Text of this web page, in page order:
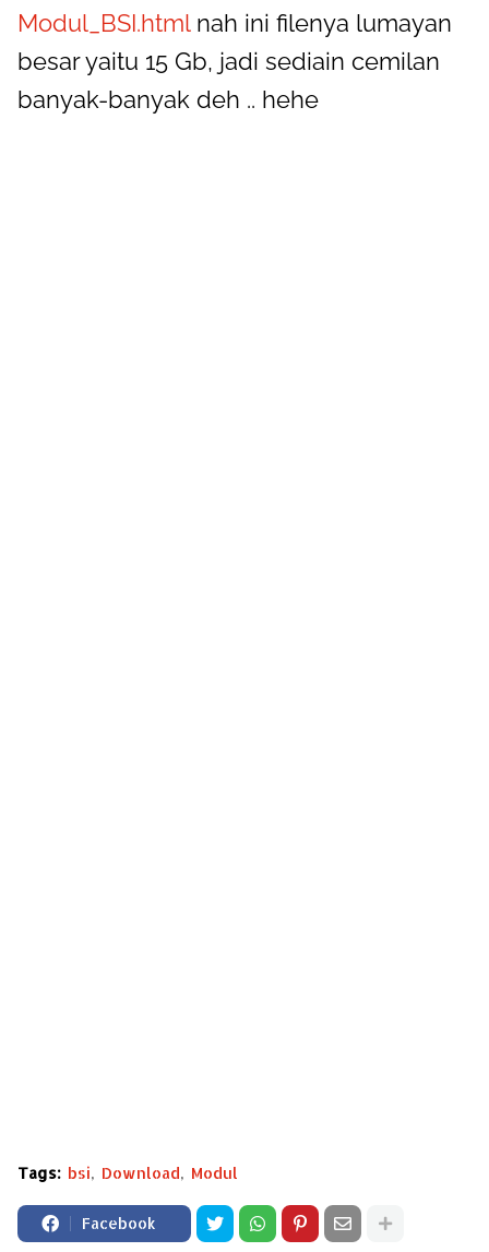
Modul_BSI.htmlnah ini filenya lumayan
besar yaitu 15 Gb, jadi sediain cemilan
banyak-banyak deh .. hehe
Tags: bsi Download Modul
Facebook